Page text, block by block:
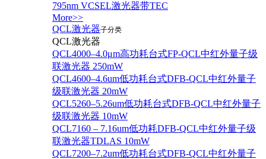
795nm VCSEL激光器带TEC
More>>
QCL激光器子分类
QCL激光器
QCL4000–4.0μm高功耗台式FP-QCL中红外量子级
联激光器 250mW
QCL4600–4.6um低功耗台式DFB-QCL中红外量子
级联激光器 20mW
QCL5260–5.26um低功耗台式DFB-QCL中红外量子
级联激光器 10mW
QCL7160 – 7.16um低功耗DFB-QCL中红外量子级
联激光器TDLAS 10mW
QCL7200–7.2um低功耗台式DFB-QCL中红外量子